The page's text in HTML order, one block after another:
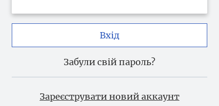
Вхід
Забули свій пароль?
Зареєструвати новий аккаунт